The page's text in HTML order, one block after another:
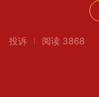
投诉 阅读 3868